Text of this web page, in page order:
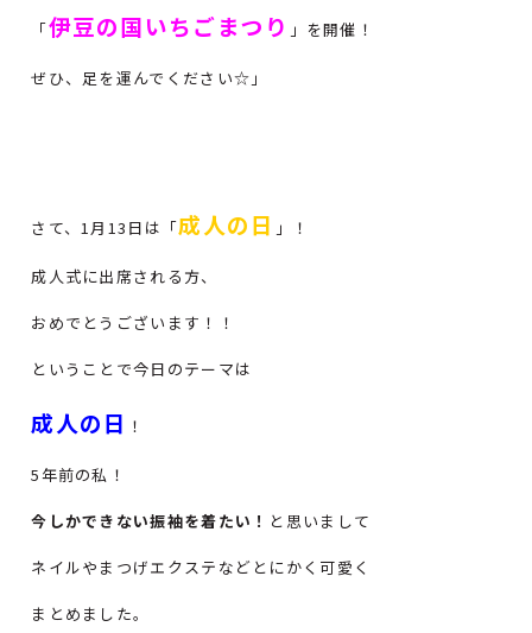
「伊豆の国いちごまつり 」を開催！
ぜひ、足を運んでください☆」
さて、1月13日は「成人の日 」！
成人式に出席される方、
おめでとうございます！！
ということで今日のテーマは
成人の日 ！
5年前の私！
今しかできない振袖を着たい！ と思いまして
ネイルやまつげエクステなどとにかく可愛く
まとめました。